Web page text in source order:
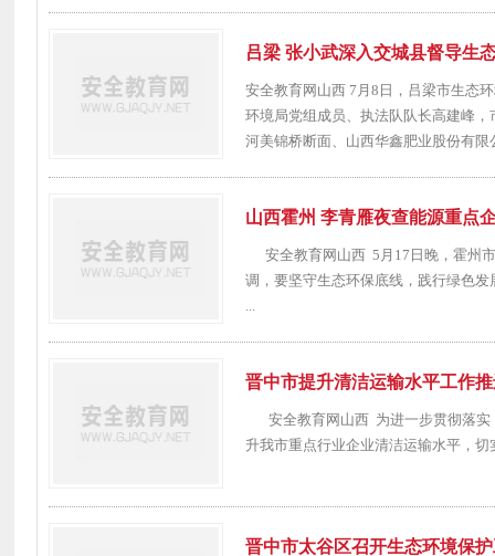
吕梁 张小武深入交城县督导生
安全教育网山西 7月8日，吕梁市生态
环境局党组成员、执法队队长高建峰
河美锦桥断面、山西华鑫肥业股份有限
山西霍州 李青雁夜查能源重点
安全教育网山西 5月17日晚，霍州市
调，要坚守生态环保底线，践行绿色
...
晋中市提升清洁运输水平工作
安全教育网山西 为进一步贯彻落实
升我市重点行业企业清洁运输水平，
晋中市太谷区召开生态环境保